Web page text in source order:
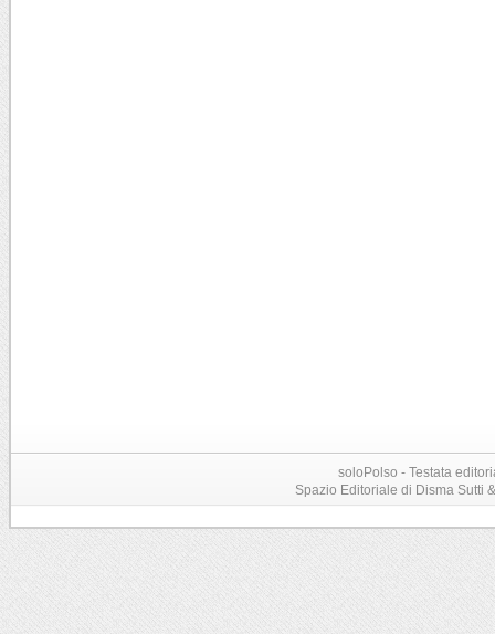
soloPolso - Testata
Spazio Editoriale di Disma Sutti